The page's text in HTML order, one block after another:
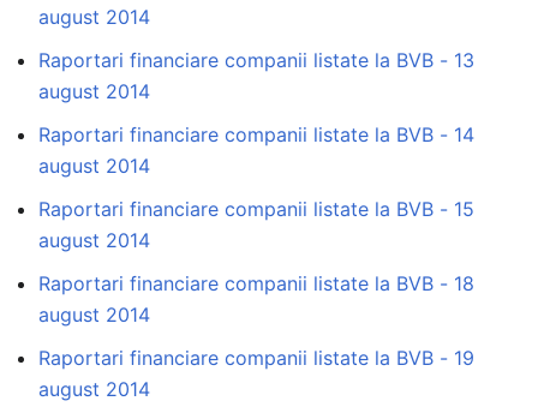
august 2014
Raportari financiare companii listate la BVB - 13
august 2014
Raportari financiare companii listate la BVB - 14
august 2014
Raportari financiare companii listate la BVB - 15
august 2014
Raportari financiare companii listate la BVB - 18
august 2014
Raportari financiare companii listate la BVB - 19
august 2014